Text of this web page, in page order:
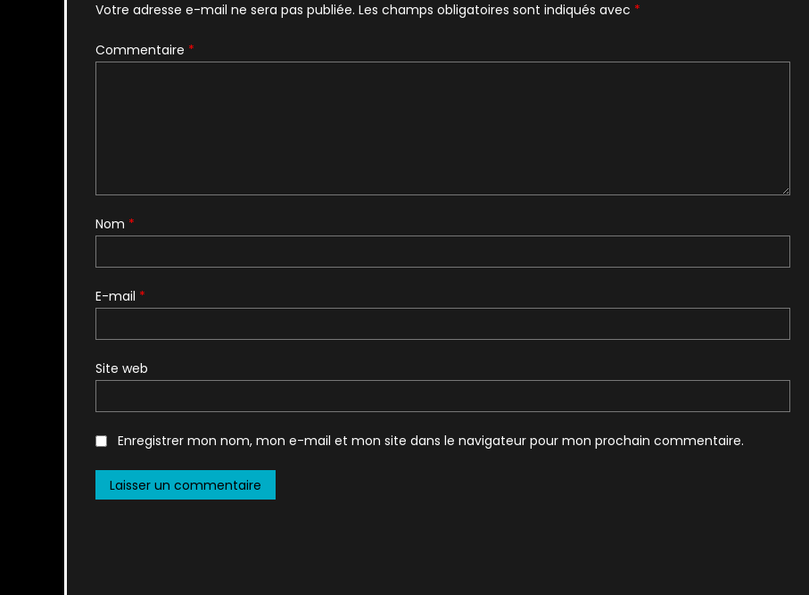
Votre adresse e-mail ne sera pas publiée. Les champs obligatoires sont indiqués avec *
Commentaire *
Nom *
E-mail *
Site web
Enregistrer mon nom, mon e-mail et mon site dans le navigateur pour mon prochain commentaire.